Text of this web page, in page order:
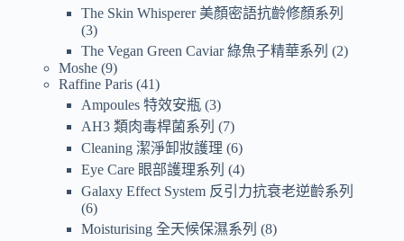
The Skin Whisperer 美顏密語抗齡修顏系列
3
The Vegan Green Caviar 綠魚子精華系列
2
Moshe 9
Raffine Paris 41
Ampoules 特效安瓶 3
AH3 類肉毒桿菌系列
7
Cleaning 潔淨卸妝護理 6
Eye Care 眼部護理系列
4
Galaxy Effect System 反引力抗衰老逆齡系列
6
Moisturising 全天候保濕系列
8